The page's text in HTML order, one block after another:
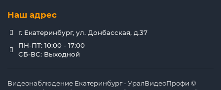
Наш адрес
г. Екатеринбург, ул. Донбасская, д.37
ПН-ПТ: 10:00 - 17:00
СБ-ВС: Выходной
Видеонаблюдение Екатеринбург - УралВидеоПрофи ©